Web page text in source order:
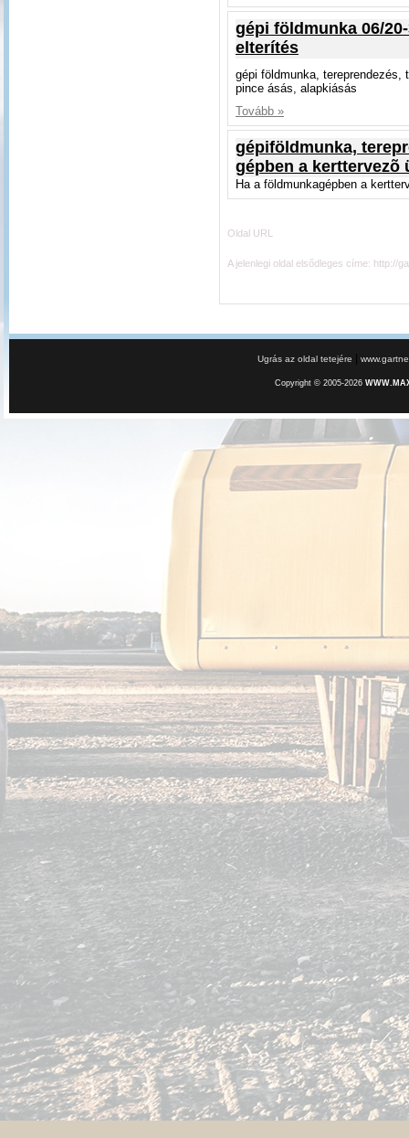
gépi földmunka 06/
elterítés
gépi földmunka,
pince ásás, alapkiásás
Tovább »
gépiföldmunka,
gépben a kerttervezõ
Ha a földmunkagépben a
Oldal URL
A jelenlegi oldal elsődleges címe: http://
Ugrás az oldal tetejére
Copyright © 2005-2026